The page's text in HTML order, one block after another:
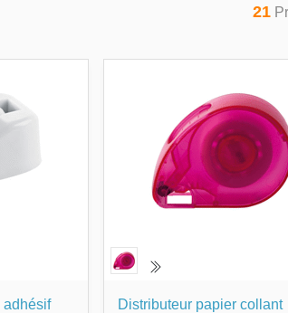
21
adhésif
Distributeur papier collant